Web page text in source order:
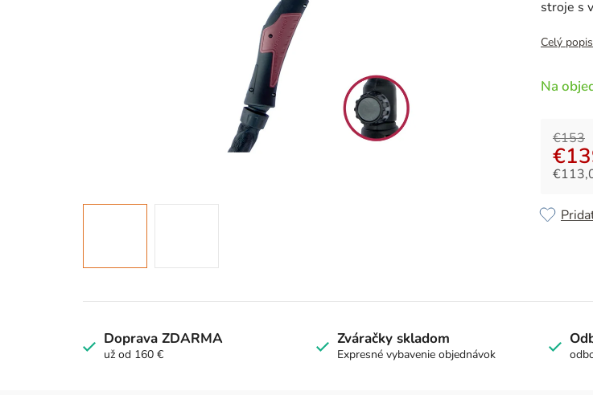
z
stroje s
Celý popis
Na
€153
Doprava ZDARMA
už od 160 €
Zváračky skladom
Expresné vybavenie objednávok